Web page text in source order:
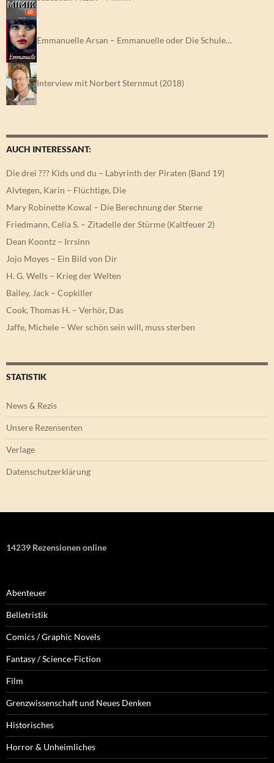
Emmanuelle Arsan – Emmanuelle oder Die Schule…
Interview mit Norbert Sternmut (2018)
AUCH INTERESSANT:
Die drei ??? Kids und du – Labyrinth der Piraten (Band 19)
Alvtegen, Karin – Flüchtige, Die
Mary Robinette Kowal – Die Berechnung der Sterne
Friedmann, Celia S. – Zitadelle der Stürme (Kaltfeuer 2)
Dean Koontz – Irrsinn
Jojo Moyes – Ein Bild von Dir
H. G. Wells – Krieg der Welten
Bailey, Jack – Copkiller
Cook, Thomas H. – Verhör, Das
Jaffe, Michele – Wer schön sein will, muss sterben
STATISTIK
News & Rezis
Unsere Rezensenten
Verlage
Datenschutzerklärung
14239 Rezensionen online
Abenteuer
Belletristik
Comics / Graphic Novels
Fantasy / Science-Fiction
Film
Grenzwissenschaft und Neues Denken
Historisches
Horror & Unheimliches